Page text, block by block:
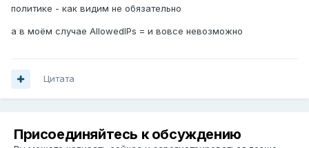
политике - как видим не обязательно
а в моём случае AllowedIPs = и вовсе невозможно
Цитата
Присоединяйтесь к обсуждению